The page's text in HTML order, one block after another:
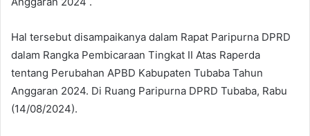
Hal tersebut disampaikanya dalam Rapat Paripurna DPRD
dalam Rangka Pembicaraan Tingkat II Atas Raperda
tentang Perubahan APBD Kabupaten Tubaba Tahun
Anggaran 2024. Di Ruang Paripurna DPRD Tubaba, Rabu
(14/08/2024).